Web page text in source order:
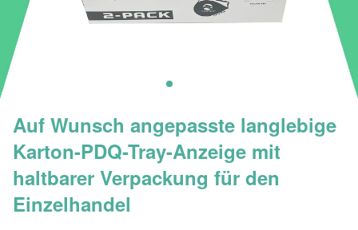
Auf Wunsch angepasste langlebige
Karton-PDQ-Tray-Anzeige mit
haltbarer Verpackung für den
Einzelhandel